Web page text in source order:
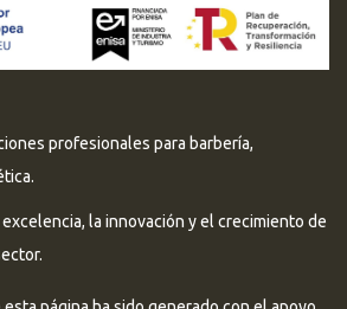
profesionales para barbería,
la innovación y el crecimiento de